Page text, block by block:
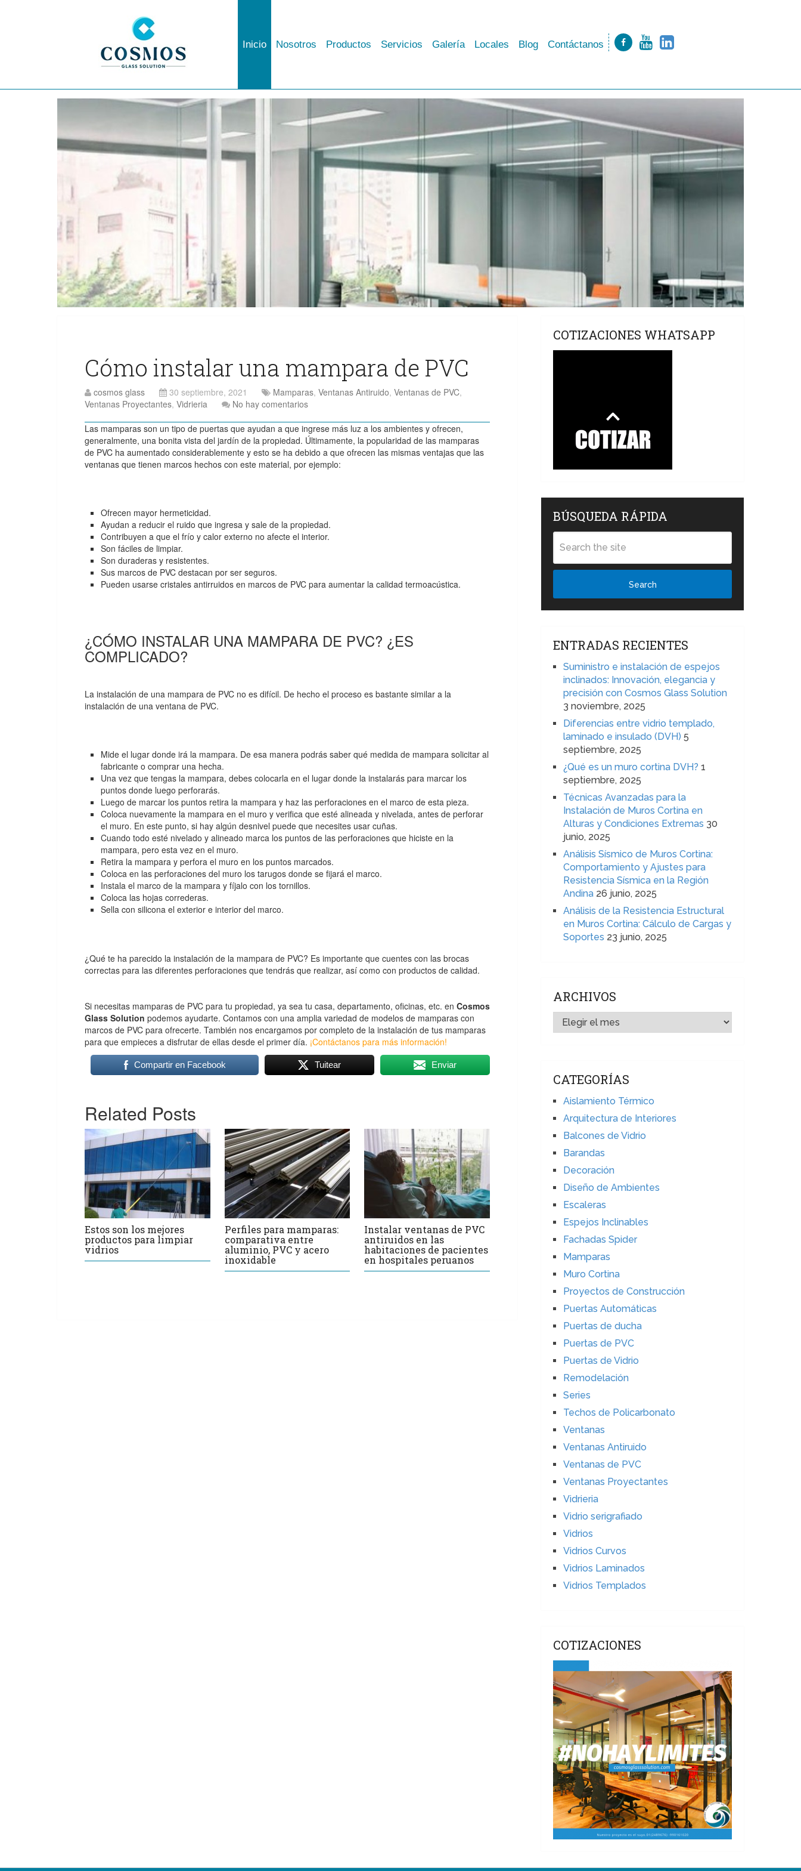
Inicio Nosotros Productos Servicios Galería Locales Blog Contáctanos
Cómo instalar una mampara de PVC
cosmos glass 30 septiembre, 2021 Mamparas, Ventanas Antiruido, Ventanas de PVC,
Ventanas Proyectantes, Vidrieria No hay comentarios
Las mamparas son un tipo de puertas que ayudan a que ingrese más luz a los ambientes y ofrecen,
generalmente, una bonita vista del jardín de la propiedad. Últimamente, la popularidad de las mamparas
de PVC ha aumentado considerablemente y esto se ha debido a que ofrecen las mismas ventajas que las
ventanas que tienen marcos hechos con este material, por ejemplo:
Ofrecen mayor hermeticidad.
Ayudan a reducir el ruido que ingresa y sale de la propiedad.
Contribuyen a que el frío y calor externo no afecte el interior.
Son fáciles de limpiar.
Son duraderas y resistentes.
Sus marcos de PVC destacan por ser seguros.
Pueden usarse cristales antirruidos en marcos de PVC para aumentar la calidad termoacústica.
¿CÓMO INSTALAR UNA MAMPARA DE PVC? ¿ES
COMPLICADO?
La instalación de una mampara de PVC no es difícil. De hecho el proceso es bastante similar a la
instalación de una ventana de PVC.
Mide el lugar donde irá la mampara. De esa manera podrás saber qué medida de mampara solicitar al
fabricante o comprar una hecha.
Una vez que tengas la mampara, debes colocarla en el lugar donde la instalarás para marcar los
puntos donde luego perforarás.
Luego de marcar los puntos retira la mampara y haz las perforaciones en el marco de esta pieza.
Coloca nuevamente la mampara en el muro y verifica que esté alineada y nivelada, antes de perforar
el muro. En este punto, si hay algún desnivel puede que necesites usar cuñas.
Cuando todo esté nivelado y alineado marca los puntos de las perforaciones que hiciste en la
mampara, pero esta vez en el muro.
Retira la mampara y perfora el muro en los puntos marcados.
Coloca en las perforaciones del muro los tarugos donde se fijará el marco.
Instala el marco de la mampara y fíjalo con los tornillos.
Coloca las hojas correderas.
Sella con silicona el exterior e interior del marco.
¿Qué te ha parecido la instalación de la mampara de PVC? Es importante que cuentes con las brocas
correctas para las diferentes perforaciones que tendrás que realizar, así como con productos de calidad.
Si necesitas mamparas de PVC para tu propiedad, ya sea tu casa, departamento, oficinas, etc. en Cosmos
Glass Solution podemos ayudarte. Contamos con una amplia variedad de modelos de mamparas con
marcos de PVC para ofrecerte. También nos encargamos por completo de la instalación de tus mamparas
para que empieces a disfrutar de ellas desde el primer día. ¡Contáctanos para más información!
Compartir en Facebook Tuitear Enviar
Related Posts
Estos son los mejores
productos para limpiar
vidrios
Perfiles para mamparas:
comparativa entre
aluminio, PVC y acero
inoxidable
Instalar ventanas de PVC
antiruidos en las
habitaciones de pacientes
en hospitales peruanos
COTIZACIONES WHATSAPP
BÚSQUEDA RÁPIDA
Search
ENTRADAS RECIENTES
Suministro e instalación de espejos
inclinados: Innovación, elegancia y
precisión con Cosmos Glass Solution
3 noviembre, 2025
Diferencias entre vidrio templado,
laminado e insulado (DVH) 5
septiembre, 2025
¿Qué es un muro cortina DVH? 1
septiembre, 2025
Técnicas Avanzadas para la
Instalación de Muros Cortina en
Alturas y Condiciones Extremas 30
junio, 2025
Análisis Sísmico de Muros Cortina:
Comportamiento y Ajustes para
Resistencia Sísmica en la Región
Andina 26 junio, 2025
Análisis de la Resistencia Estructural
en Muros Cortina: Cálculo de Cargas y
Soportes 23 junio, 2025
ARCHIVOS
ARCHIVOS
CATEGORÍAS
Aislamiento Térmico
Arquitectura de Interiores
Balcones de Vidrio
Barandas
Decoración
Diseño de Ambientes
Escaleras
Espejos Inclinables
Fachadas Spider
Mamparas
Muro Cortina
Proyectos de Construcción
Puertas Automáticas
Puertas de ducha
Puertas de PVC
Puertas de Vidrio
Remodelación
Series
Techos de Policarbonato
Ventanas
Ventanas Antiruido
Ventanas de PVC
Ventanas Proyectantes
Vidrieria
Vidrio serigrafiado
Vidrios
Vidrios Curvos
Vidrios Laminados
Vidrios Templados
COTIZACIONES